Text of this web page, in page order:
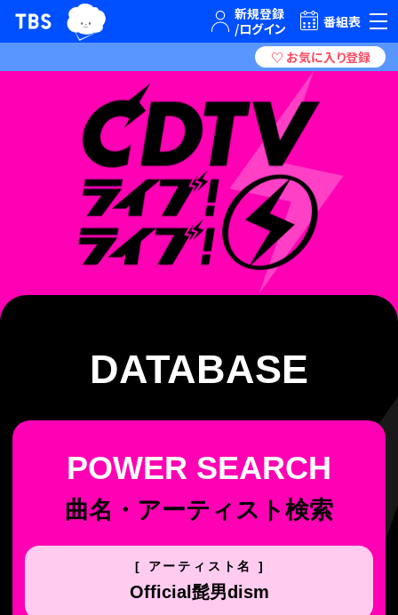
TBSテレビ｜ときめくときを。 番組表
DATABASE
曲名・アーティスト検索
[ アーティスト名 ]
Official髭男dism